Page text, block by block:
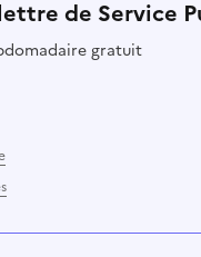
de Service
gratuit